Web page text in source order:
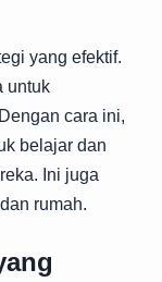
yang efektif.
untuk
cara ini,
belajar dan
Ini juga
rumah.